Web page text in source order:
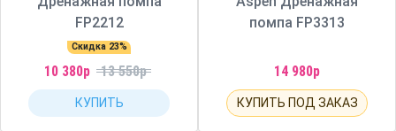
FP2212
Скидка 23%
10 380р 13 550р
КУПИТЬ
помпа FP3313
14 980р
КУПИТЬ ПОД ЗАКАЗ